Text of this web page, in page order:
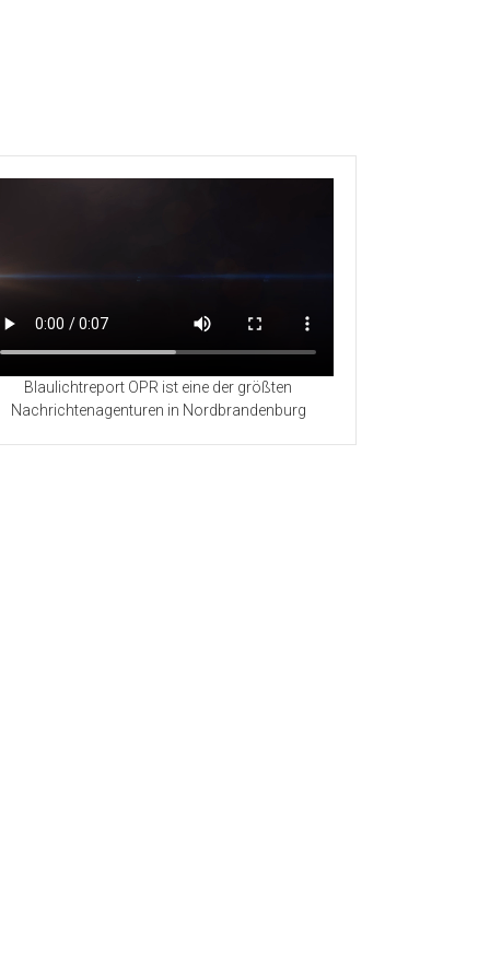
Blaulichtreport OPR ist eine der größten
Nachrichtenagenturen in Nordbrandenburg